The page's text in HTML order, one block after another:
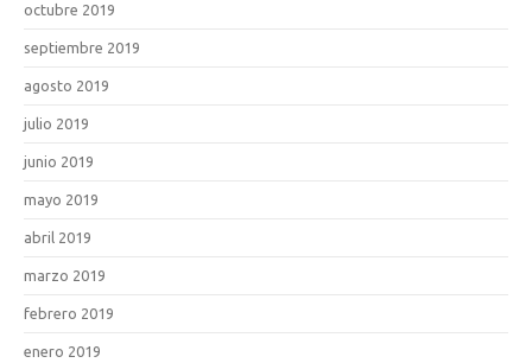
octubre 2019
septiembre 2019
agosto 2019
julio 2019
junio 2019
mayo 2019
abril 2019
marzo 2019
febrero 2019
enero 2019